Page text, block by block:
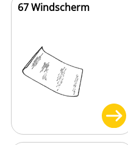
67 Windscherm